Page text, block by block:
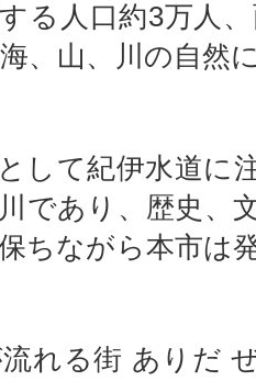
る人口約3万人
、山、川の自然
して紀伊水道に
であり、歴史、
ちながら本市は
れる街 ありだ